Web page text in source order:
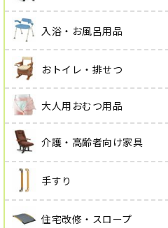
入浴・お風呂用品
おトイレ・排せつ
大人用おむつ用品
介護・高齢者向け家具
手すり
住宅改修・スロープ